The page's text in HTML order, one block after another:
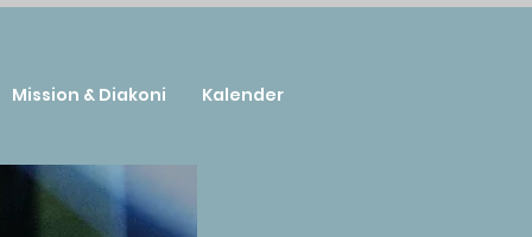
Mission & Diakoni Kalender